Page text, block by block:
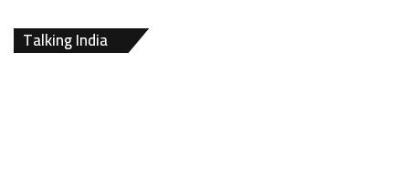
Talking India